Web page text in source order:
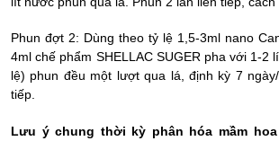
Phun đợt 2: Dùng theo tỷ lệ 1,5-3ml nano
4ml chế phẩm SHELLAC SUGER pha với 1-2
lệ) phun đều một lượt qua lá, định kỳ 7
tiếp.
Lưu ý chung thời kỳ phân hóa mầm